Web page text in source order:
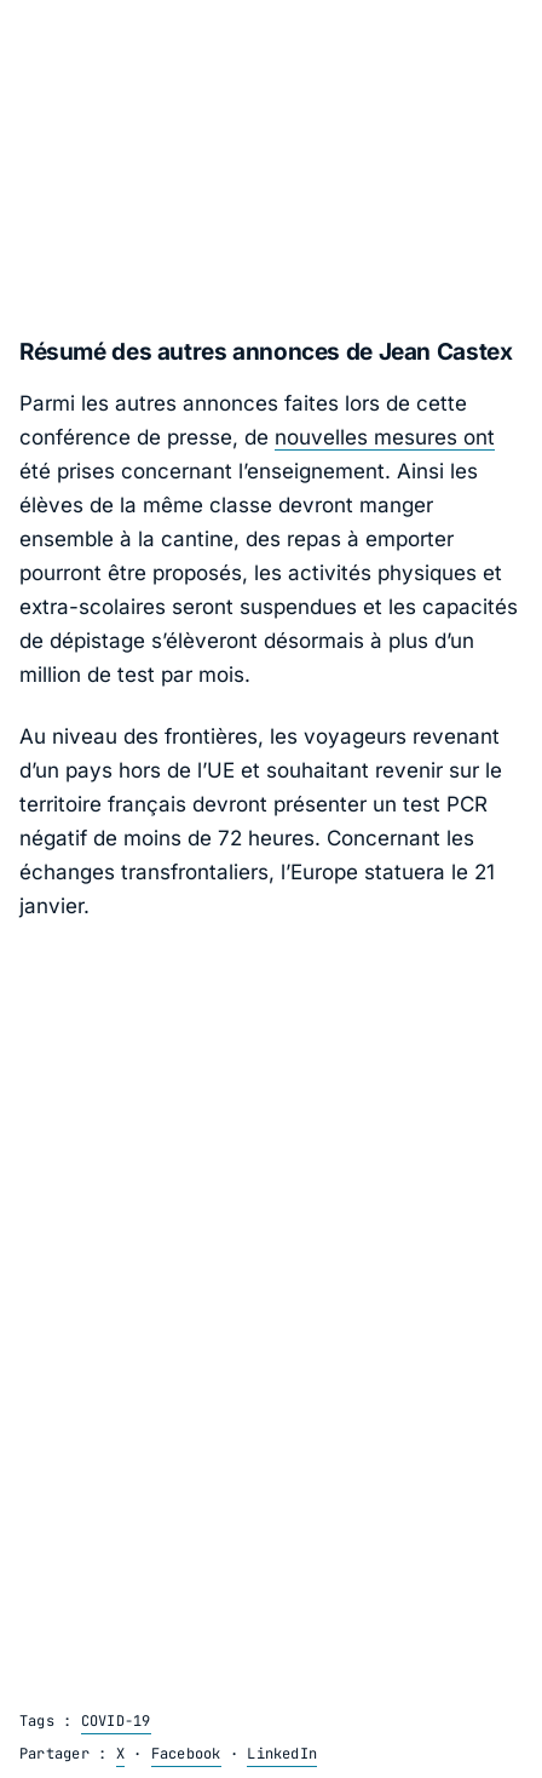
Résumé des autres annonces de Jean Castex
Parmi les autres annonces faites lors de cette
conférence de presse, de nouvelles mesures ont
été prises concernant l’enseignement. Ainsi les
élèves de la même classe devront manger
ensemble à la cantine, des repas à emporter
pourront être proposés, les activités physiques et
extra-scolaires seront suspendues et les capacités
de dépistage s’élèveront désormais à plus d’un
million de test par mois.
Au niveau des frontières, les voyageurs revenant
d’un pays hors de l’UE et souhaitant revenir sur le
territoire français devront présenter un test PCR
négatif de moins de 72 heures. Concernant les
échanges transfrontaliers, l’Europe statuera le 21
janvier.
Tags : COVID-19
Partager : X· Facebook · LinkedIn